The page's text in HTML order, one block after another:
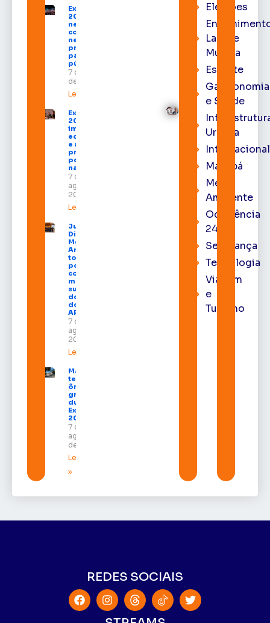
Expofeira
2026 começa
neste sábado
com shows,
negócios e
programação
para todos os
públicos
7 de agosto
de 2026
Leia mais »
Expofeira
2026
impulsiona
economia
e aumenta
procura
por hotéis
na capital
7 de
agosto de
2026
Leia mais »
Juiz
Diego
Moura de
Araújo
toma
posse
como
membro
substituto
do Pleno
do TRE-
AP
7 de
agosto de
2026
Leia mais »
Macapá
terá
ônibus
gratuitos
durante a
Expofeira
2026
7 de
agosto
de 2026
Leia mais
»
Eleições
Lazer e
Música
Esporte
Gastronomia
e Saúde
Urbana
Internacional
Macapá
Meio
Ambiente
Ocorrência
24h
Segurança
Tecnologia
Viagem
e
Turismo
REDES SOCIAIS